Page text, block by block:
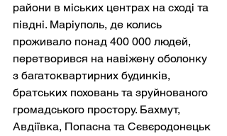
райони в міських центрах на сході та
півдні. Маріуполь, де колись
проживало понад 400 000 людей,
перетворився на навіжену оболонку
з багатоквартирних будинків,
братських поховань та зруйнованого
громадського простору. Бахмут,
Авдіївка, Попасна та Сєвєродонецьк